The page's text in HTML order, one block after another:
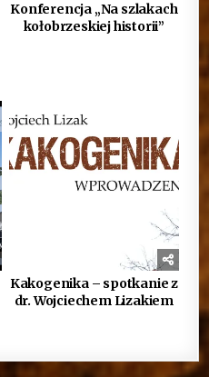
Konferencja „Na szlakach
kołobrzeskiej historii”
Kakogenika – spotkanie z
dr. Wojciechem Lizakiem